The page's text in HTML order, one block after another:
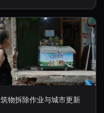
物拆除作业与城市更新